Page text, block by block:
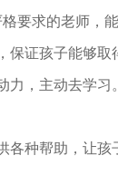
求的老师，
保证孩子能够
，主动去学习。
帮助，让孩